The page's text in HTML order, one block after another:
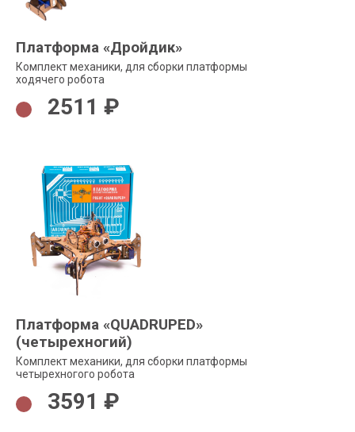
Платформа «Дройдик»
Комплект механики, для сборки платформы
ходячего робота
2511 ₽
Платформа «QUADRUPED»
(четырехногий)
Комплект механики, для сборки платформы
четырехногого робота
3591 ₽